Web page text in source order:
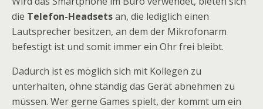
die Telefon-Headsetsan, die lediglich einen
Lautsprecher besitzen, an dem der Mikrofonarm
befestigt ist und somit immer ein Ohr frei bleibt.
Dadurch ist es möglich sich mit Kollegen zu
unterhalten, ohne ständig das Gerät abnehmen zu
müssen. Wer gerne Games spielt, der kommt um ein